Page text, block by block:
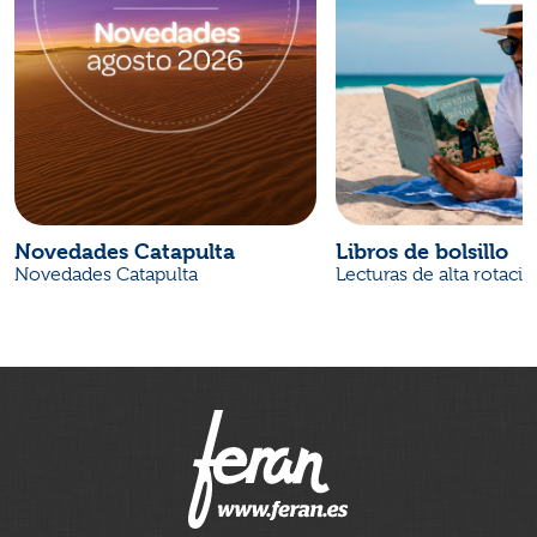
Novedades Catapulta
Novedades Catapulta
Libros de bolsillo
Lecturas de alta